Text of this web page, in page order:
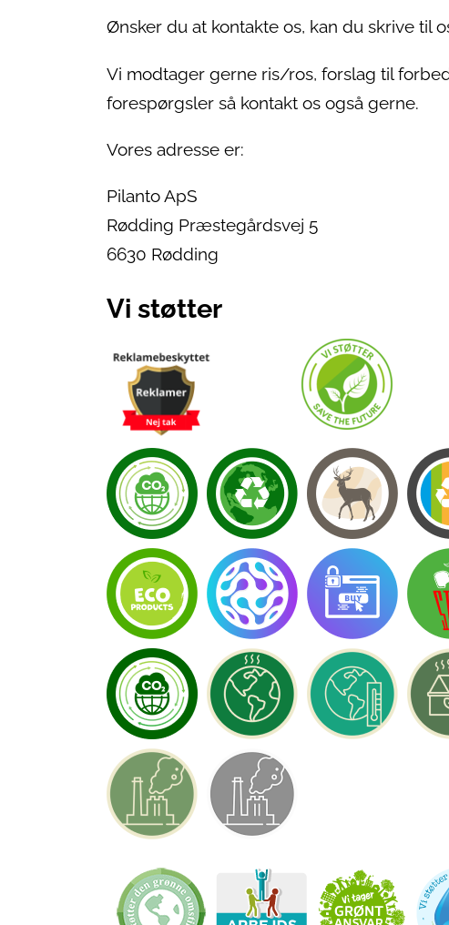
Ønsker du at kontakte os, kan du skrive til
Vi modtager gerne ris/ros, forslag til
forespørgsler så kontakt os også gerne.
Vores adresse er:
Pilanto ApS
Rødding Præstegårdsvej 5
6630 Rødding
Vi støtter